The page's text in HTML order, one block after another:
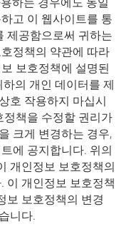
고 이 웹사이트를 통
제공함으로써 귀하는
정책의 약관에 따라
보호정책에 설명된
의 개인 데이터를 제
호 작용하지 마십시
책을 수정할 권리가
크게 변경하는 경우,
에 공지합니다. 위의
개인정보 보호정책의
이 개인정보 보호정책
보 보호정책의 변경
니다.